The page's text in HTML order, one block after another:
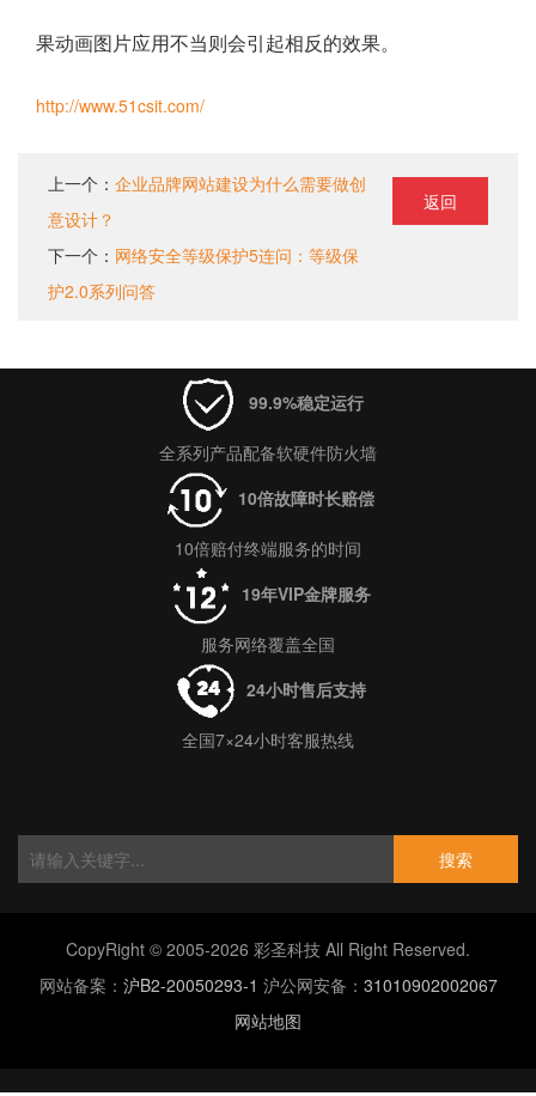
果动画图片应用不当则会引起相反的效果。
http://www.51csit.com/
上一个： 企业品牌网站建设为什么需要做创
意设计？
下一个： 网络安全等级保护5连问：等级保
护2.0系列问答
返回
99.9%稳定运行
全系列产品配备软硬件防火墙
10倍故障时长赔偿
10倍赔付终端服务的时间
19年VIP金牌服务
服务网络覆盖全国
24小时售后支持
全国7×24小时客服热线
搜索
CopyRight © 2005-2026 彩圣科技 All Right Reserved.
网站备案： 沪B2-20050293-1 沪公网安备： 31010902002067
网站地图